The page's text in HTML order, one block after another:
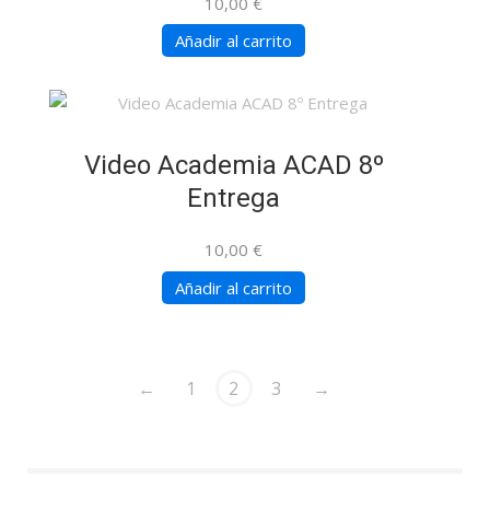
Añadir al carrito
Video Academia ACAD 8º
Entrega
10,00 €
Añadir al carrito
← 1 2 3 →